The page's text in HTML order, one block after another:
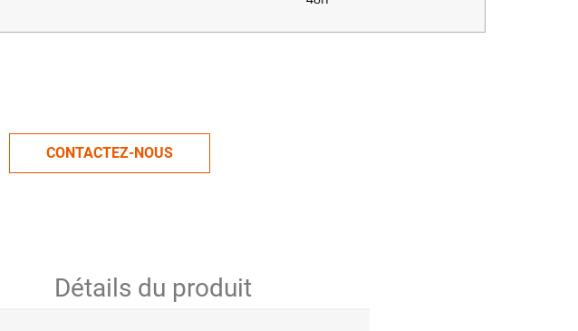
CONTACTEZ-NOUS
Détails du produit